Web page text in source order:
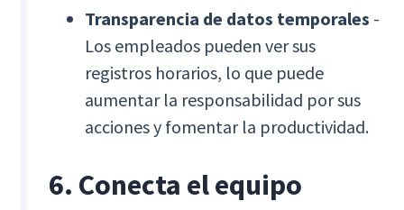
Transparencia de datos temporales -
Los empleados pueden ver sus
registros horarios, lo que puede
aumentar la responsabilidad por sus
acciones y fomentar la productividad.
6. Conecta el equipo